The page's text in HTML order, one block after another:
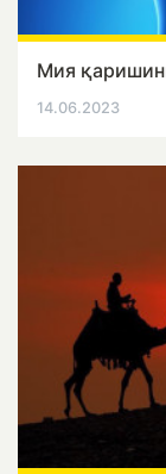
Mия
14.06.2023